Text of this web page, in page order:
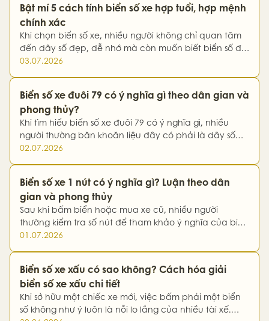
Bật mí 5 cách tính biển số xe hợp tuổi, hợp mệnh
chính xác
Khi chọn biển số xe, nhiều người không chỉ quan tâm
đến dãy số đẹp, dễ nhớ mà còn muốn biết biển số đó
có hợp tuổi, hợp mệnh hay không. Theo quan niệm
03.07.2026
Biển số xe đuôi 79 có ý nghĩa gì theo dân gian và
phong thủy?
Khi tìm hiểu biển số xe đuôi 79 có ý nghĩa gì, nhiều
người thường băn khoăn liệu đây có phải là dãy số
đẹp, có mang lại may mắn và phù hợp với tuổi, mệnh
02.07.2026
Biển số xe 1 nút có ý nghĩa gì? Luận theo dân
gian và phong thủy
Sau khi bấm biển hoặc mua xe cũ, nhiều người
thường kiểm tra số nút để tham khảo ý nghĩa của biển
số mình đang sở hữu. Trong đó, biển số xe 1 nút là
01.07.2026
Biển số xe xấu có sao không? Cách hóa giải
biển số xe xấu chi tiết
Khi sở hữu một chiếc xe mới, việc bấm phải một biển
số không như ý luôn là nỗi lo lắng của nhiều tài xế.